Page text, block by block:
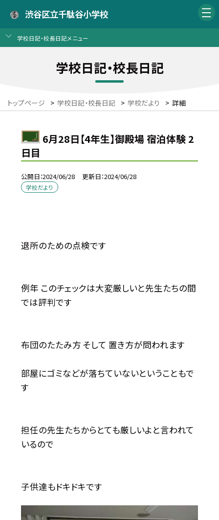
渋谷区立千駄谷小学校
学校日記・校長日記メニュー
学校日記・校長日記
トップページ > 学校日記・校長日記 > 学校だより > 詳細
6月28日【4年生】御殿場 宿泊体験 2
日目
公開日 2024/06/28 更新日 2024/06/28
学校だより
退所のための点検です
例年 このチェックは大変厳しいと先生たちの間
では評判です
布団のたたみ方 そして 置き方が問われます
部屋にゴミなどが落ちていないということもで
す
担任の先生たちからとても厳しいよと言われて
いるので
子供達もドキドキです